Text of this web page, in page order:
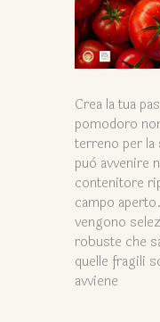
Crea la tua
pomodoro
terreno per la
può avvenire
contenitore
campo
vengono
robuste che
quelle fragili
avviene